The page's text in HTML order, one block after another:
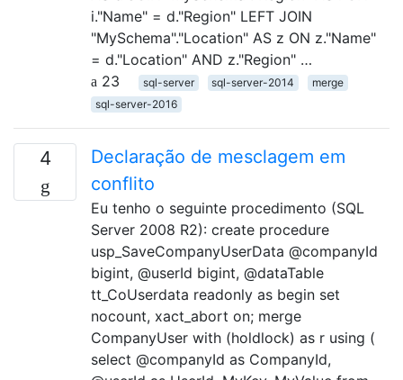
i."Name" = d."Region" LEFT JOIN
"MySchema"."Location" AS z ON z."Name"
= d."Location" AND z."Region" …
23
sql-server sql-server-2014
merge
sql-server-2016
4
Declaração de mesclagem em
conflito
Eu tenho o seguinte procedimento (SQL
Server 2008 R2): create procedure
usp_SaveCompanyUserData @companyId
bigint, @userId bigint, @dataTable
tt_CoUserdata readonly as begin set
nocount, xact_abort on; merge
CompanyUser with (holdlock) as r using (
select @companyId as CompanyId,